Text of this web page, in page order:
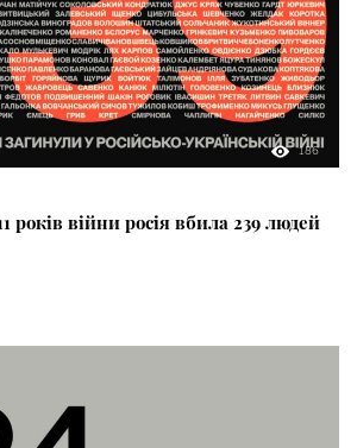
186
років війни росія вбила 239 людей